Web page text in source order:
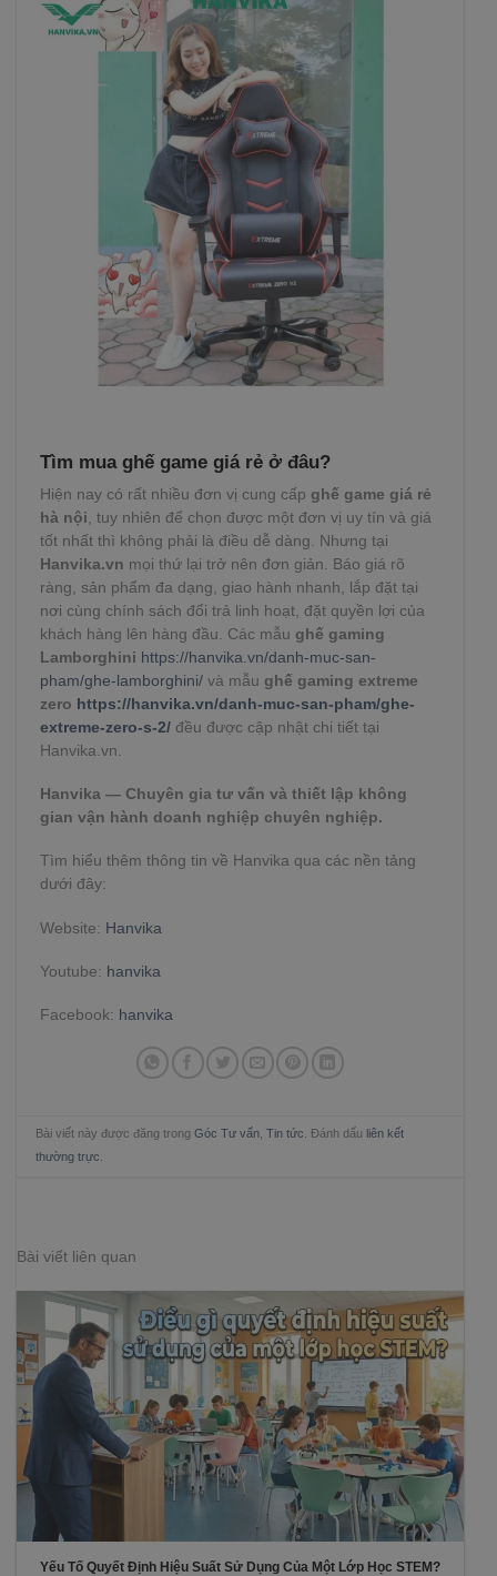
Tìm mua ghế game giá rẻ ở đâu?
Hiện nay có rất nhiều đơn vị cung cấp ghế game giá rẻ
hà nội , tuy nhiên để chọn được một đơn vị uy tín và giá
tốt nhất thì không phải là điều dễ dàng. Nhưng tại
Hanvika.vn mọi thứ lại trở nên đơn giản. Báo giá rõ
ràng, sản phẩm đa dạng, giao hành nhanh, lắp đặt tại
nơi cùng chính sách đổi trả linh hoạt, đặt quyền lợi của
khách hàng lên hàng đầu. Các mẫu ghế gaming
Lamborghini https://hanvika.vn/danh-muc-san-
pham/ghe-lamborghini/ và mẫu ghế gaming extreme
zero https://hanvika.vn/danh-muc-san-pham/ghe-
extreme-zero-s-2/ đều được cập nhật chi tiết tại
Hanvika.vn.
Hanvika — Chuyên gia tư vấn và thiết lập không
gian vận hành doanh nghiệp chuyên nghiệp.
Tìm hiểu thêm thông tin về Hanvika qua các nền tảng
dưới đây:
Website: Hanvika
Youtube: hanvika
Facebook: hanvika
Bài viết này được đăng trong Góc Tư vấn, Tin tức . Đánh dấu liên kết
thường trực
Bài viết liên quan
Yếu Tố Quyết Định Hiệu Suất Sử Dụng Của Một Lớp Học STEM?